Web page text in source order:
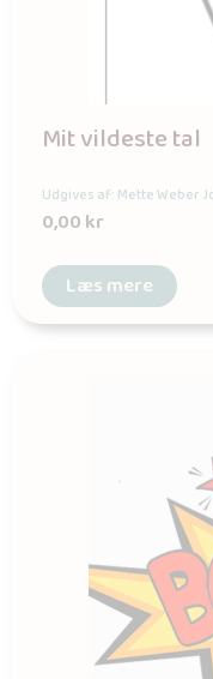
Mit vildeste tal
Udgives af: Mette Weber
0,00kr
Læs mere